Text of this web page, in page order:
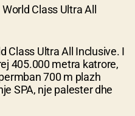
Class Ultra All
Class Ultra All Inclusive. I
405.000 metra katrore,
700 m plazh
SPA, nje palester dhe